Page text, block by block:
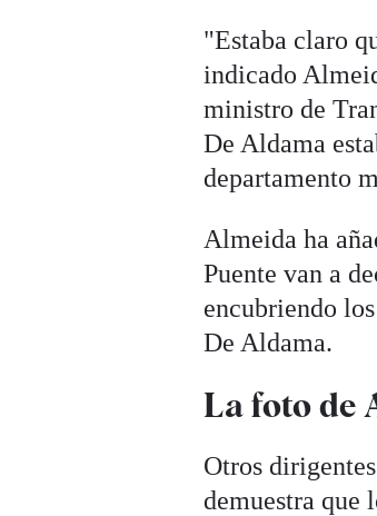
"Estaba claro
indicado
ministro de
De Aldama
departamento
Almeida ha
Puente van a
encubriendo
De Aldama.
La foto de
Otros
demuestra que